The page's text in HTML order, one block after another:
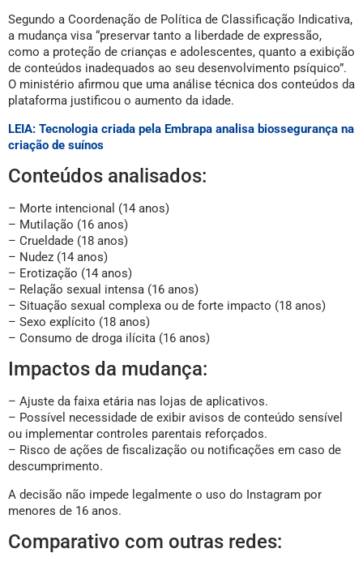
Segundo a Coordenação de Política de Classificação Indicativa,
a mudança visa “preservar tanto a liberdade de expressão,
como a proteção de crianças e adolescentes, quanto a exibição
de conteúdos inadequados ao seu desenvolvimento psíquico”.
O ministério afirmou que uma análise técnica dos conteúdos da
plataforma justificou o aumento da idade.
LEIA: Tecnologia criada pela Embrapa analisa biossegurança na
criação de suínos
Conteúdos analisados:
– Morte intencional (14 anos)
– Mutilação (16 anos)
– Crueldade (18 anos)
– Nudez (14 anos)
– Erotização (14 anos)
– Relação sexual intensa (16 anos)
– Situação sexual complexa ou de forte impacto (18 anos)
– Sexo explícito (18 anos)
– Consumo de droga ilícita (16 anos)
Impactos da mudança:
– Ajuste da faixa etária nas lojas de aplicativos.
– Possível necessidade de exibir avisos de conteúdo sensível
ou implementar controles parentais reforçados.
– Risco de ações de fiscalização ou notificações em caso de
descumprimento.
A decisão não impede legalmente o uso do Instagram por
menores de 16 anos.
Comparativo com outras redes: